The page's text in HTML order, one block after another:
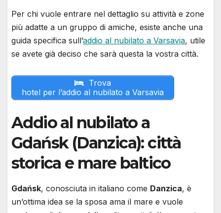
Per chi vuole entrare nel dettaglio su attività e zone
più adatte a un gruppo di amiche, esiste anche una
guida specifica sull’addio al nubilato a Varsavia, utile
se avete già deciso che sarà questa la vostra città.
Trova
hotel per l’addio al nubilato a Varsavia
Addio al nubilato a
Gdańsk (Danzica): città
storica e mare baltico
Gdańsk, conosciuta in italiano come Danzica, è
un’ottima idea se la sposa ama il mare e vuole